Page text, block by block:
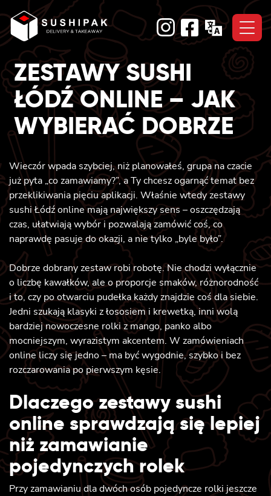
to
content
ZESTAWY SUSHI
ŁÓDŹ ONLINE – JAK
WYBIERAĆ DOBRZE
Wieczór wpada szybciej, niż planowałeś, grupa na czacie
już pyta „co zamawiamy?”, a Ty chcesz ogarnąć temat bez
przeklikiwania pięciu aplikacji. Właśnie wtedy zestawy
sushi Łódź online mają największy sens – oszczędzają
czas, ułatwiają wybór i pozwalają zamówić coś, co
naprawdę pasuje do okazji, a nie tylko „byle było”.
Dobrze dobrany zestaw robi robotę. Nie chodzi wyłącznie
o liczbę kawałków, ale o proporcje smaków, różnorodność
i to, czy po otwarciu pudełka każdy znajdzie coś dla siebie.
Jedni szukają klasyki z łososiem i krewetką, inni wolą
bardziej nowoczesne rolki z mango, panko albo
mocniejszym, wyrazistym akcentem. W zamówieniach
online liczy się jedno – ma być wygodnie, szybko i bez
rozczarowania po pierwszym kęsie.
Dlaczego zestawy sushi
online sprawdzają się lepiej
niż zamawianie
pojedynczych rolek
Przy zamawianiu dla dwóch osób pojedyncze rolki jeszcze